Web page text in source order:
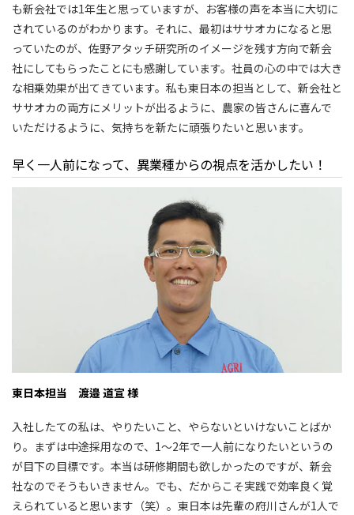
も新会社では1年生と思っていますが、お客様の声を本当に大切に
されているのがわかります。それに、最初はササオカになると思
っていたのが、佐野アタッチ研究所のイメージを残す方向で新会
社にしてもらったことにも感謝しています。社員の心の中では大き
な相乗効果が出てきています。私も東日本の担当として、新会社と
ササオカの両方にメリットが出るように、農家の皆さんに喜んで
いただけるように、気持ちを新たに頑張りたいと思います。
早く一人前になって、異業種からの視点を活かしたい！
東日本担当 渡邉 道宣 様
入社したての私は、やりたいこと、やらないといけないことばか
り。まずは中途採用なので、1～2年で一人前になりたいというの
が目下の目標です。本当は研修期間も欲しかったのですが、新会
社なのでそうもいきません。でも、だからこそ実践で効率良く覚
えられていると思います（笑）。東日本は先輩の府川さんが1人で